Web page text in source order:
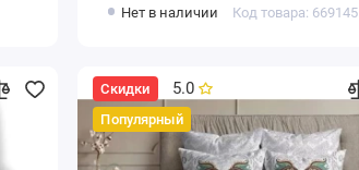
Веселина
Нет в наличии Код товара: 669145
Скидки
Популярный
5.0